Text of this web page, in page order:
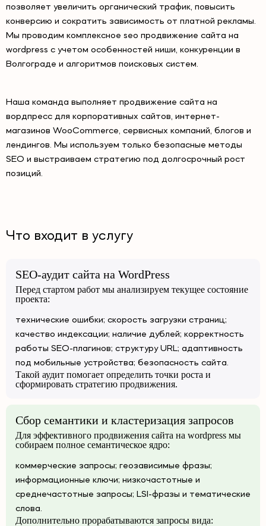
позволяет увеличить органический трафик, повысить
конверсию и сократить зависимость от платной рекламы.
Мы проводим комплексное seo продвижение сайта на
wordpress с учетом особенностей ниши, конкуренции в
Волгограде и алгоритмов поисковых систем.
Наша команда выполняет продвижение сайта на
вордпресс для корпоративных сайтов, интернет-
магазинов WooCommerce, сервисных компаний, блогов и
лендингов. Мы используем только безопасные методы
SEO и выстраиваем стратегию под долгосрочный рост
позиций.
Что входит в услугу
SEO-аудит сайта на WordPress
Перед стартом работ мы анализируем текущее состояние
проекта:
технические ошибки; скорость загрузки страниц;
качество индексации; наличие дублей; корректность
работы SEO-плагинов; структуру URL; адаптивность
под мобильные устройства; безопасность сайта.
Такой аудит помогает определить точки роста и
сформировать стратегию продвижения.
Сбор семантики и кластеризация запросов
Для эффективного продвижения сайта на wordpress мы
собираем полное семантическое ядро:
коммерческие запросы; геозависимые фразы;
информационные ключи; низкочастотные и
среднечастотные запросы; LSI-фразы и тематические
слова.
Дополнительно прорабатываются запросы вида: